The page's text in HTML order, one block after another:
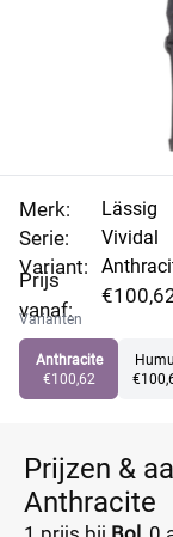
Merk:
Serie:
Variant:
Prijs
vanaf:
Lässig
Vividal
Varianten
Anthracite
€100,62
Prijzen &
Anthracite